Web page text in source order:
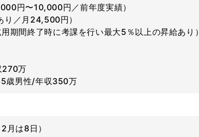
円〜10,000円／前年度実績）
り／月24,500円）
期間終了時に考課を行い最大5％以上の昇給あり）
270万
歳男性/年収350万
月は8日）